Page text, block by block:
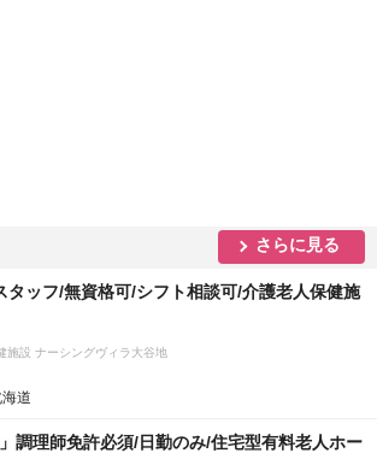
さらに見る
タッフ/無資格可/シフト相談可/介護老人保健施
施設 ナーシングヴィラ大谷地
道
調理師免許必須/日勤のみ/住宅型有料老人ホー